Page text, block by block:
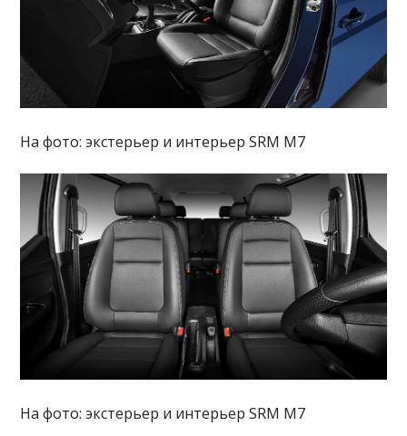
На фото: экстерьер и интерьер SRM M7
На фото: экстерьер и интерьер SRM M7